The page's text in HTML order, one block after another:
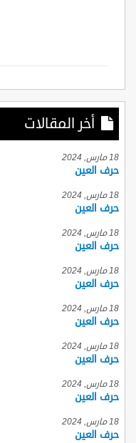
أخر المقالات
18 مارس, 2024
حرف العين
18 مارس, 2024
حرف العين
18 مارس, 2024
حرف العين
18 مارس, 2024
حرف العين
18 مارس, 2024
حرف العين
18 مارس, 2024
حرف العين
18 مارس, 2024
حرف العين
18 مارس, 2024
حرف العين